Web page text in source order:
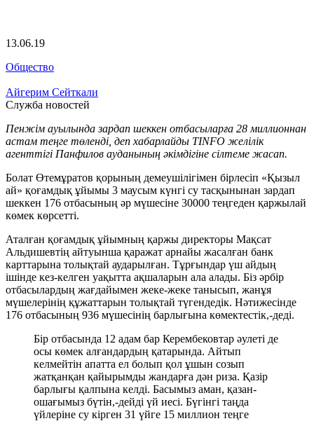
13.06.19
Общество
Айгерим Сейткали
Служба новостей
Пенжім ауылында зардап шеккен отбасыларға 28 миллионнан
астам теңге төленді, деп хабарлайды TINFO желілік
агенттігі Панфилов ауданының әкімдігіне сілтеме жасап.
Болат Өтемұратов қорының демеушілігімен бірлесіп «Қызыл
ай» қоғамдық ұйымы 3 маусым күнгі су тасқынынан зардап
шеккен 176 отбасының әр мүшесіне 30000 теңгеден қаржылай
көмек көрсетті.
Аталған қоғамдық ұйымның қаржы директоры Мақсат
Альдишевтің айтуынша қаражат арнайы жасалған банк
карттарына толықтай аударылған. Тұрғындар үш айдың
ішінде кез-келген уақытта ақшаларын ала алады. Біз әрбір
отбасылардың жағдайымен жеке-жеке танысып, жанұя
мүшелерінің құжаттарын толықтай түгендедік. Нәтижесінде
176 отбасының 936 мүшесінің барлығына көмектестік,-деді.
Бір отбасында 12 адам бар Керембековтар әулеті де
осы көмек алғандардың қатарында. Айтып
келмейтін апатта ел болып қол ұшын созып
жатқанқан қайырымды жандарға дән риза. Қазір
барлығы қалпына келді. Басымыз аман, қазан-
ошағымыз бүтін,-дейді үй иесі. Бүгінгі таңда
үйлеріне су кірген 31 үйге 15 миллион теңге